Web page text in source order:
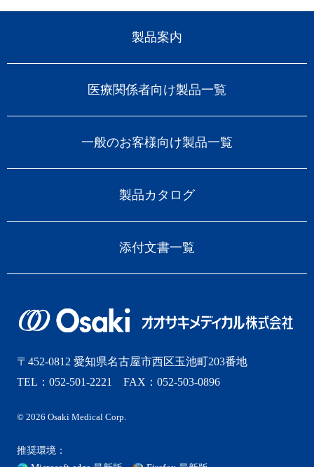
製品案内
医療関係者向け製品一覧
一般のお客様向け製品一覧
製品カタログ
添付文書一覧
〒452-0812 愛知県名古屋市西区玉池町203番地
TEL：052-501-2221 FAX：052-503-0896
© 2026 Osaki Medical Corp.
推奨環境：